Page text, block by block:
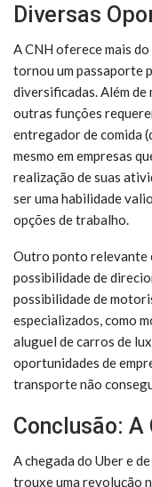
Diversas
A CNH oferece mais
tornou um passaporte
diversificadas. Além
outras funções
entregador de comida
mesmo em empresas
realização de suas
ser uma habilidade
opções de trabalho.
Outro ponto relevante
possibilidade de
possibilidade de
especializados, como
aluguel de carros de
oportunidades de
transporte não
Conclusão: A
A chegada do Uber e
trouxe uma revolução